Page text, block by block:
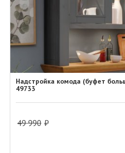
Надстройка комода (буфет
49733
49 990